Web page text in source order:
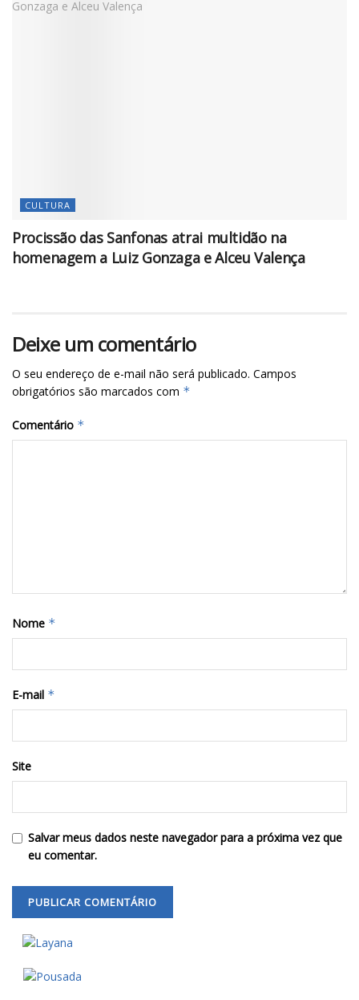
CULTURA
Procissão das Sanfonas atrai multidão na
homenagem a Luiz Gonzaga e Alceu Valença
Deixe um comentário
O seu endereço de e-mail não será publicado. Campos
obrigatórios são marcados com *
Comentário *
Nome *
E-mail *
Site
Salvar meus dados neste navegador para a próxima vez que
eu comentar.